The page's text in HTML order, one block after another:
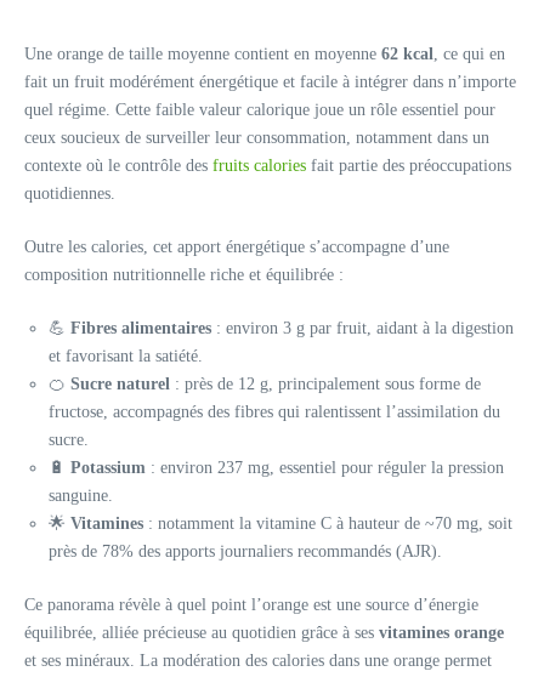
Une orange de taille moyenne contient en moyenne 62 kcal, ce qui en
fait un fruit modérément énergétique et facile à intégrer dans n’importe
quel régime. Cette faible valeur calorique joue un rôle essentiel pour
ceux soucieux de surveiller leur consommation, notamment dans un
contexte où le contrôle des fruits calories fait partie des préoccupations
quotidiennes.
Outre les calories, cet apport énergétique s’accompagne d’une
composition nutritionnelle riche et équilibrée :
💪 Fibres alimentaires : environ 3 g par fruit, aidant à la digestion
et favorisant la satiété.
🍊 Sucre naturel : près de 12 g, principalement sous forme de
fructose, accompagnés des fibres qui ralentissent l’assimilation du
sucre.
🔋 Potassium : environ 237 mg, essentiel pour réguler la pression
sanguine.
🌟 Vitamines : notamment la vitamine C à hauteur de ~70 mg, soit
près de 78% des apports journaliers recommandés (AJR).
Ce panorama révèle à quel point l’orange est une source d’énergie
équilibrée, alliée précieuse au quotidien grâce à ses vitamines orange
et ses minéraux. La modération des calories dans une orange permet